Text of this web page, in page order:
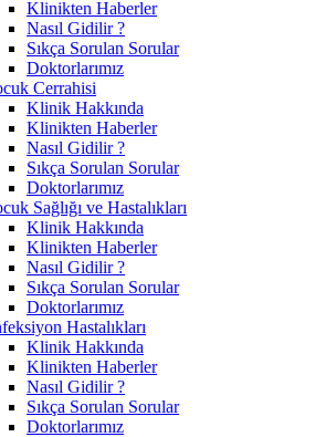
Klinikten Haberler
Nasıl Gidilir ?
Sıkça Sorulan Sorular
Doktorlarımız
Cerrahisi
Klinik Hakkında
Klinikten Haberler
Nasıl Gidilir ?
Sıkça Sorulan Sorular
Doktorlarımız
Sağlığı ve Hastalıkları
Klinik Hakkında
Klinikten Haberler
Nasıl Gidilir ?
Sıkça Sorulan Sorular
Doktorlarımız
Hastalıkları
Klinik Hakkında
Klinikten Haberler
Nasıl Gidilir ?
Sıkça Sorulan Sorular
Doktorlarımız